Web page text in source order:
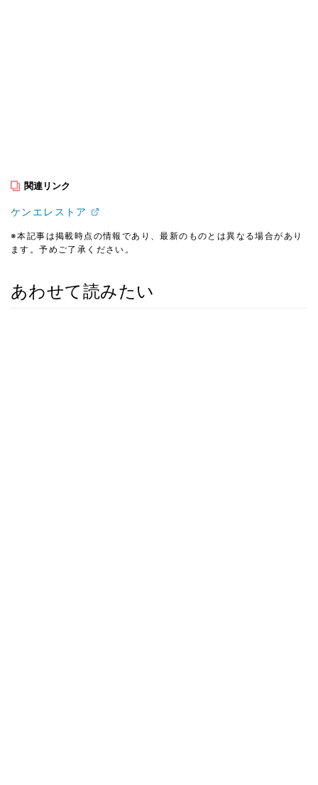
関連リンク
ケンエレストア
※本記事は掲載時点の情報であり、最新のものとは異なる場合があり
ます。予めご了承ください。
あわせて読みたい